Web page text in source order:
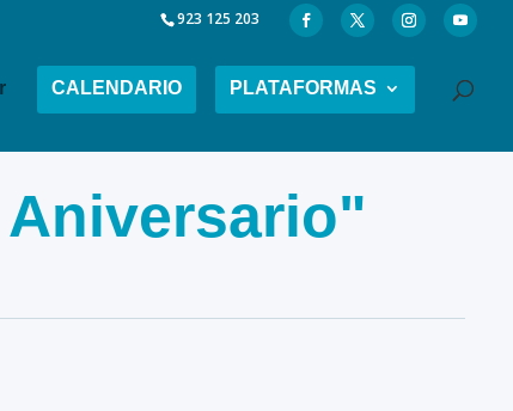
923 125 203
CALENDARIO PLATAFORMAS